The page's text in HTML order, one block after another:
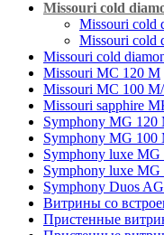
Missouri cold
Missouri cold
Missouri cold
Missouri cold
Missouri MC 120 M
Missouri MC 100
Missouri sapphire
Symphony MG 120
Symphony MG 100
Symphony luxe
Symphony luxe
Symphony Duos
Витрины со
Пристенные